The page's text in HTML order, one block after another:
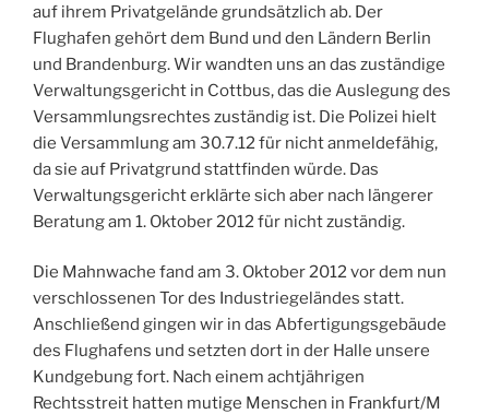
auf ihrem Privatgelände grundsätzlich ab. Der
Flughafen gehört dem Bund und den Ländern Berlin
und Brandenburg. Wir wandten uns an das zuständige
Verwaltungsgericht in Cottbus, das die Auslegung des
Versammlungsrechtes zuständig ist. Die Polizei hielt
die Versammlung am 30.7.12 für nicht anmeldefähig,
da sie auf Privatgrund stattfinden würde. Das
Verwaltungsgericht erklärte sich aber nach längerer
Beratung am 1. Oktober 2012 für nicht zuständig.
Die Mahnwache fand am 3. Oktober 2012 vor dem nun
verschlossenen Tor des Industriegeländes statt.
Anschließend gingen wir in das Abfertigungsgebäude
des Flughafens und setzten dort in der Halle unsere
Kundgebung fort. Nach einem achtjährigen
Rechtsstreit hatten mutige Menschen in Frankfurt/M